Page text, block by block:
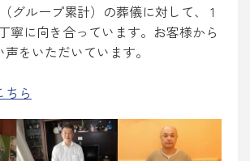
グループ累計）の葬儀に対して、 1
寧に向き合っています。お客様から
をいただいています。
ちら